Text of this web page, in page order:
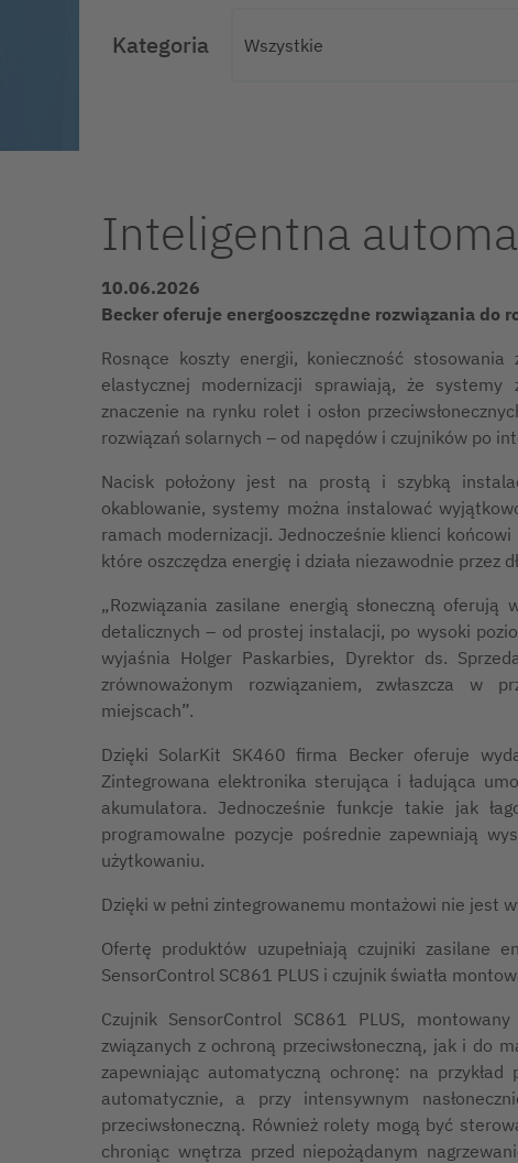
Kategoria
Inteligentna
10.06.2026
Becker oferuje energooszczędne rozwiązania do
Rosnące koszty energii, konieczność
elastycznej modernizacji sprawiają, że systemy
znaczenie na rynku rolet i osłon
rozwiązań solarnych – od napędów i czujników po
Nacisk położony jest na prostą i szybką
okablowanie, systemy można instalować
ramach modernizacji. Jednocześnie klienci
które oszczędza energię i działa niezawodnie przez
„Rozwiązania zasilane energią słoneczną
detalicznych – od prostej instalacji, po wysoki
wyjaśnia Holger Paskarbies, Dyrektor ds.
zrównoważonym rozwiązaniem, zwłaszcza w
miejscach”.
Dzięki SolarKit SK460 firma Becker oferuje
Zintegrowana elektronika sterująca i ładująca
akumulatora. Jednocześnie funkcje takie jak
programowalne pozycje pośrednie zapewniają
użytkowaniu.
Dzięki w pełni zintegrowanemu montażowi nie jest
Ofertę produktów uzupełniają czujniki zasilane
SensorControl SC861 PLUS i czujnik światła
Czujnik SensorControl SC861 PLUS,
związanych z ochroną przeciwsłoneczną, jak i do
zapewniając automatyczną ochronę: na
automatycznie, a przy intensywnym
przeciwsłoneczną. Również rolety mogą być
chroniąc wnętrza przed niepożądanym